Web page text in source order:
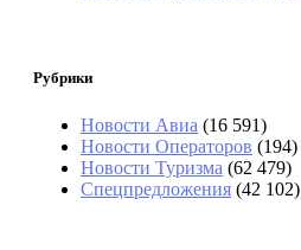
Рубрики
Новости Авиа (16 591)
Новости Операторов (194)
Новости Туризма (62 479)
Спецпредложения (42 102)